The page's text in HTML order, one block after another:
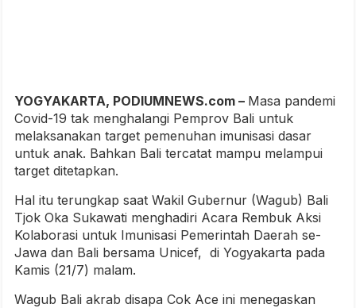
YOGYAKARTA, PODIUMNEWS.com – Masa pandemi
Covid-19 tak menghalangi Pemprov Bali untuk
melaksanakan target pemenuhan imunisasi dasar
untuk anak. Bahkan Bali tercatat mampu melampui
target ditetapkan.
Hal itu terungkap saat Wakil Gubernur (Wagub) Bali
Tjok Oka Sukawati menghadiri Acara Rembuk Aksi
Kolaborasi untuk Imunisasi Pemerintah Daerah se-
Jawa dan Bali bersama Unicef, di Yogyakarta pada
Kamis (21/7) malam.
Wagub Bali akrab disapa Cok Ace ini menegaskan